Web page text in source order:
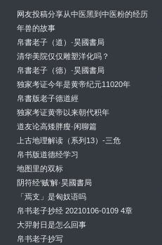
网友投稿分享从中医黑到中医粉的经历
年兽的故事
帛書老子（道）·昊國書局
清华美院仅仅雕塑洋化吗？
帛書老子（德）·昊國書局
独家考证今年是黄帝纪元11020年
帛書版老子德道經
独家考证黄帝以来朝代积年
道友论高矮胖瘦·闲聊篇
上古地理解读（系列13）-三危
帛书版道德经学习
地图里的双标
阴符经‘贼’解·昊國書局
「焉支」是匈奴语吗
帛书老子抄经 20210106-0109 4章
大羿射日是怎么回事
帛书老子抄写